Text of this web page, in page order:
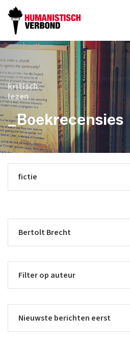
kritisch
lezen
_Boekrecensies